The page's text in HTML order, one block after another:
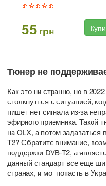
55 грн
Тюнер не
Как это ни странно, но в
столкнуться с ситуацией,
пишет нет сигнала из-за
эфирного приемника. Такой
на OLX, а потом задаваться
Т2? Обратите внимание,
поддержки DVB-T2, а
данный стандарт все еще
странах, и мог попасть в